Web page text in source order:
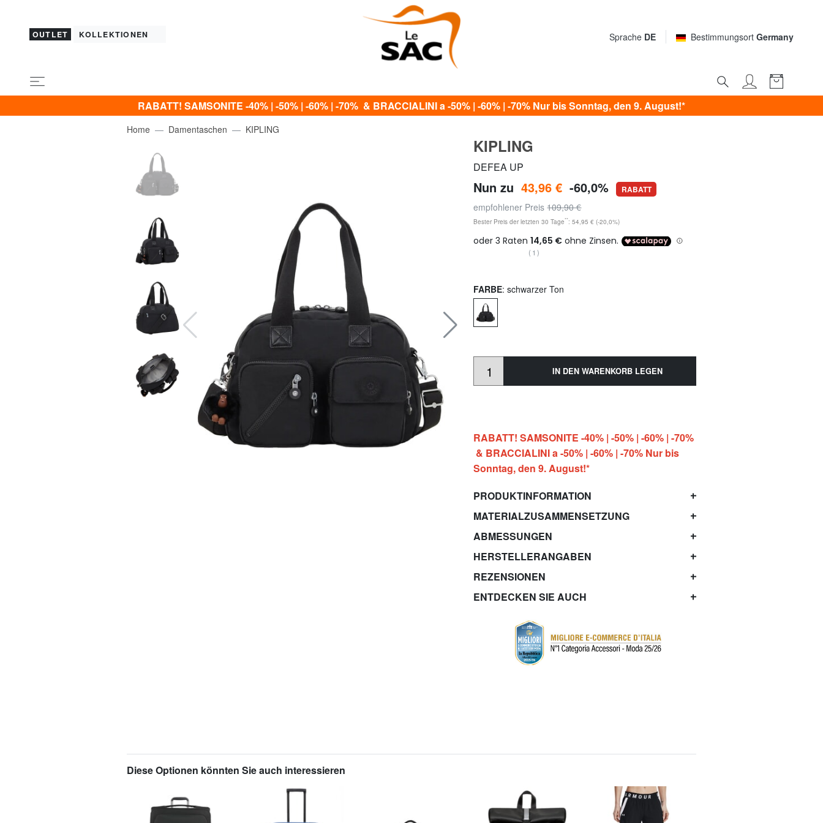
OUTLET KOLLEKTIONEN Sprache DE Bestimmungsort Germany
RABATT! SAMSONITE -40% | -50% | -60% | -70% & BRACCIALINI a -50% | -60% | -70% Nur bis Sonntag, den 9. August!*
Home Damentaschen KIPLING
KIPLING
DEFEA UP
Nun zu 43,96 € -60,0% RABATT
empfohlener Preis109,90 €
Bester Preis der letzten 30 Tage**: 54,95 € (-20,0%)
(1)
FARBE: schwarzer Ton
IN DEN WARENKORB LEGEN
RABATT! SAMSONITE -40% | -50% | -60% | -70%
& BRACCIALINI a -50% | -60% | -70% Nur bis
Sonntag, den 9. August!*
PRODUKTINFORMATION
MATERIALZUSAMMENSETZUNG
ABMESSUNGEN
HERSTELLERANGABEN
REZENSIONEN
ENTDECKEN SIE AUCH
Diese Optionen könnten Sie auch interessieren